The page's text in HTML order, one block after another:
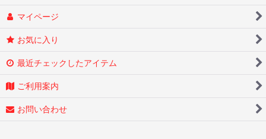
マイページ
お気に入り
最近チェックしたアイテム
ご利用案内
お問い合わせ